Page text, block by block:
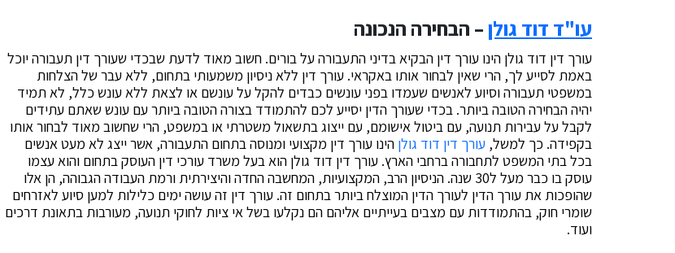
עו"ד דוד גולן– הבחירה הנכונה
עורך דין דוד גולן הינו עורך דין הבקיא בדיני התעבורה על בורים. חשוב מאוד לדעת שבכדי שעורך דין תעבורה יוכל
באמת לסייע לך, הרי שאין לבחור אותו באקראי. עורך דין ללא ניסיון משמעותי בתחום, ללא עבר של הצלחות
במשפטי תעבורה וסיוע לאנשים שעמדו בפני עונשים כבדים להקל על עונשם או לצאת ללא עונש כלל, לא תמיד
יהיה הבחירה הטובה ביותר. בכדי שעורך הדין יסייע לכם להתמודד בצורה הטובה ביותר עם עונש שאתם עתידים
לקבל על עבירות תנועה, עם ביטול אישומם, עם ייצוג בתשאול משטרתי או במשפט, הרי שחשוב מאוד לבחור אותו
בקפידה. כך למשל, עורך דין דוד גולן הינו עורך דין מקצועי ומנוסה בתחום התעבורה, אשר ייצג לא מעט אנשים
בכל בתי המשפט לתחבורה ברחבי הארץ. עורך דין דוד גולן הוא בעל משרד עורכי דין העוסק בתחום והוא עצמו
עוסק בו כבר מעל ל30 שנה. הניסיון הרב, המקצועיות, המחשבה החדה והיצירתית ורמת העבודה הגבוהה, הן אלו
שהופכות את עורך הדין לעורך הדין המוצלח ביותר בתחום זה. עורך דין זה עושה ימים כלילות למען סיוע לאזרחים
שומרי חוק, בהתמודדות עם מצבים בעייתיים אליהם הם נקלעו בשל אי ציות לחוקי תנועה, מעורבות בתאונת דרכים
ועוד.